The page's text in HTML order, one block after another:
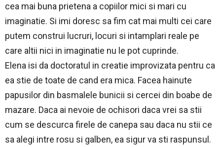
cea mai buna prietena a copiilor mici si mari cu
imaginatie. Si imi doresc sa fim cat mai multi cei care
putem construi lucruri, locuri si intamplari reale pe
care altii nici in imaginatie nu le pot cuprinde.
Elena isi da doctoratul in creatie improvizata pentru ca
ea stie de toate de cand era mica. Facea hainute
papusilor din basmalele bunicii si cercei din boabe de
mazare. Daca ai nevoie de ochisori daca vrei sa stii
cum se descurca firele de canepa sau daca nu stii ce
sa alegi intre rosu si galben, ea sigur va sti raspunsul.